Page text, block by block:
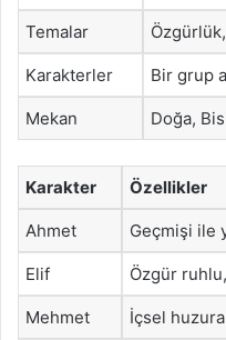
Temalar
Karakterler Bir grup
Mekan Doğa,
Karakter Özellikler
Ahmet Geçmişi ile
Elif Özgür
Mehmet İçsel huzura